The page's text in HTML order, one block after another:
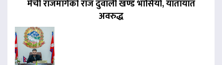
मेची राजमार्गको राज दुवाली खण्ड भासियो, यातायात
अवरुद्ध